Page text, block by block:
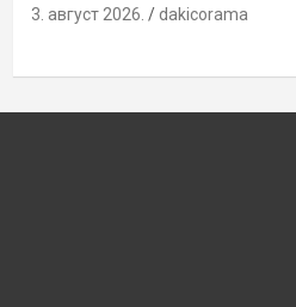
3. август 2026. dakicorama